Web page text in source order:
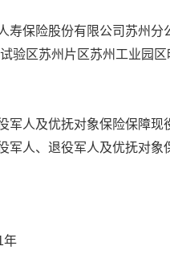
寿保险股份有限公司苏州分
验区苏州片区苏州工业园
军人及优抚对象保险保障
军人、退役军人及优抚对
年